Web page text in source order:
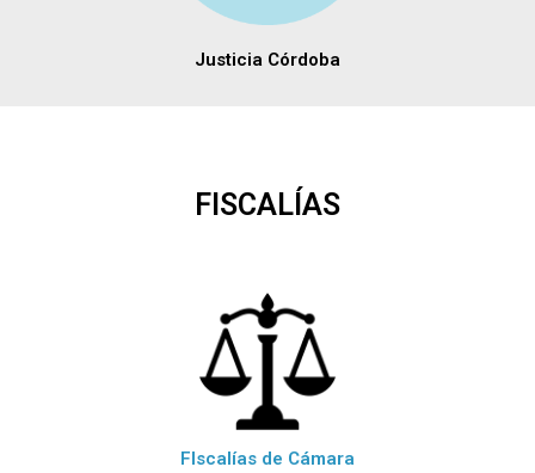
Justicia Córdoba
FISCALÍAS
FIscalías de Cámara